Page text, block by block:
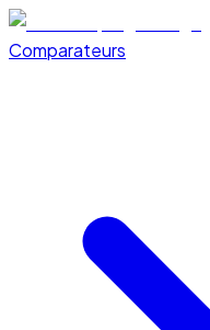
Comparateurs